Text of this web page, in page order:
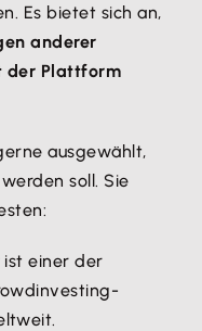
Es bietet sich an,
anderer
der Plattform
ausgewählt,
soll. Sie
einer der